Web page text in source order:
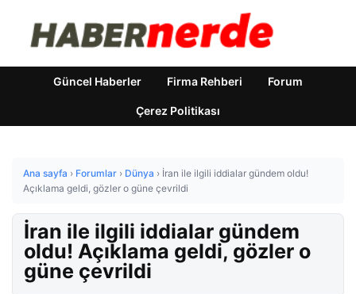
Güncel Haberler Firma Rehberi Forum
Çerez Politikası
Ana sayfa › Forumlar › Dünya › İran ile ilgili iddialar gündem oldu!
Açıklama geldi, gözler o güne çevrildi
İran ile ilgili iddialar gündem
oldu! Açıklama geldi, gözler o
güne çevrildi